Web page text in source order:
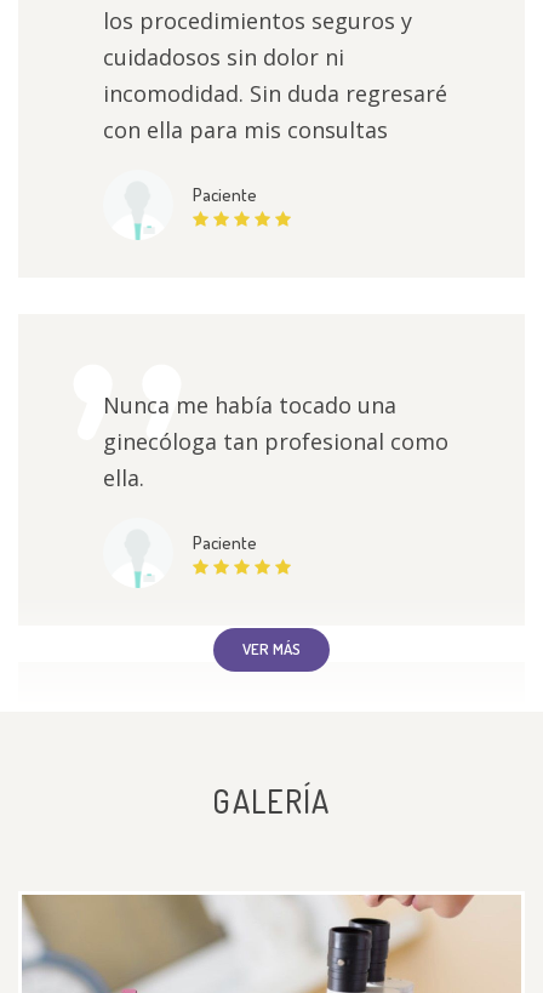
los procedimientos seguros y
cuidadosos sin dolor ni
incomodidad. Sin duda regresaré
con ella para mis consultas
Paciente
Nunca me había tocado una
ginecóloga tan profesional como
ella.
Paciente
te hace sentir mucha confianza en
Paciente
VER MÁS
GALERÍA